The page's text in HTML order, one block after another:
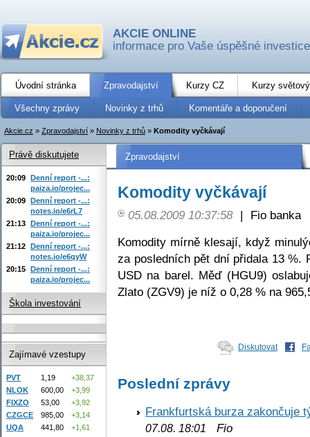
AKCIE ONLINE
informace pro Vaše úspěšné investice
Úvodní stránka Zpravodajství Kurzy CZ Kurzy
Všechny zprávy Novinky z trhů Komentáře a doporučení
Akcie.cz » Zpravodajství » Novinky z trhů » Komodity vyčkávají
Zpravodajství
Komodity vyčkávají
05.08.2009 10:37:58 |
Fio banka
Komodity mírně klesají, když
za posledních pět dní přidala 13 %.
USD na barel. Měď (HGU9)
Zlato (ZGV9) je níž o 0,28 % na
Diskutovat
Poslední zprávy
Frankfurtská burza zakončuje
07.08. 18:01
Fio
Právě diskutujete
20:09 Denní report -...:
paiza.io/projec...
20:09 Denní report -...:
notes.io/e6rL7
21:13 Denní report -...:
paiza.io/projec...
21:12 Denní report -...:
notes.io/e6qyW
20:15 Denní report -...:
paiza.io/projec...
Škola investování
Zajímavé vzestupy
PVT 1,19
+38,37
NLOK
600,00
+3,99
FIXZO
53,00
+3,92
CZGCE
985,00
+3,14
UQA
441,80 +1,61